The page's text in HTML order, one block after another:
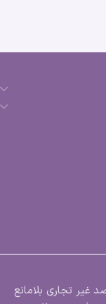
غیر تجاری بلامانع